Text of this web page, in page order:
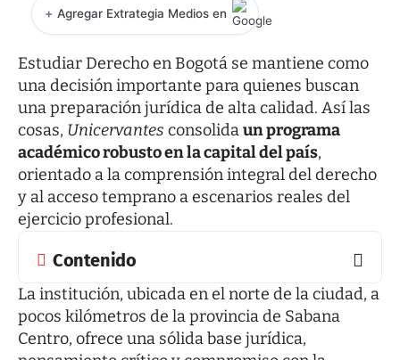
+ Agregar Extrategia Medios en
Estudiar Derecho en Bogotá se mantiene como
una decisión importante para quienes buscan
una preparación jurídica de alta calidad. Así las
cosas, Unicervantes consolidaun programa
académico robusto en la capital del país,
orientado a la comprensión integral del derecho
y al acceso temprano a escenarios reales del
ejercicio profesional.
Contenido
La institución, ubicada en el norte de la ciudad, a
pocos kilómetros de la provincia de Sabana
Centro, ofrece una sólida base jurídica,